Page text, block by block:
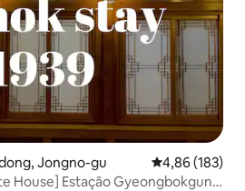
Jongno-gu 4,86 de uma
4,86 (183)
House] Estação Gyeongbokgung